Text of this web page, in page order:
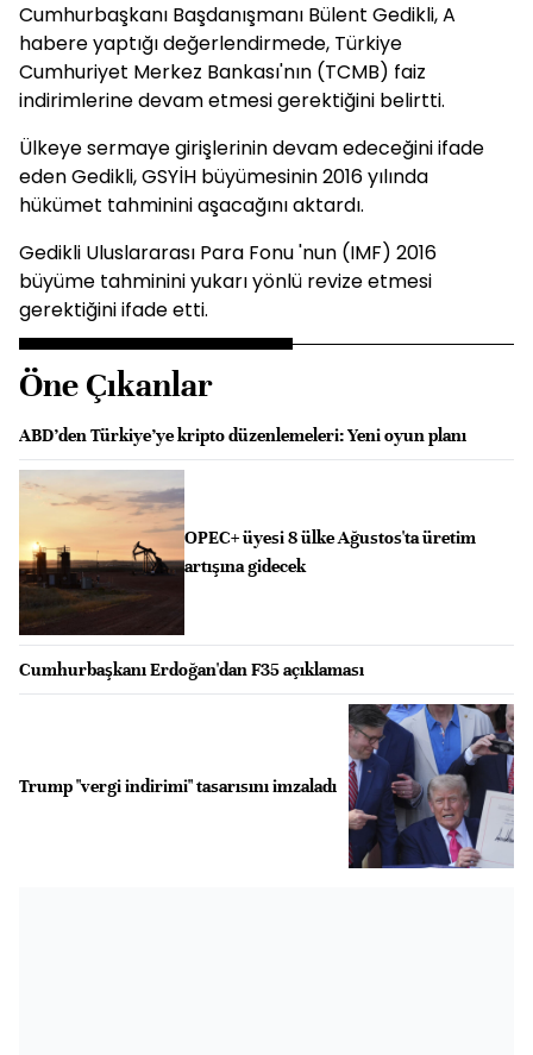
Cumhurbaşkanı Başdanışmanı Bülent Gedikli, A
habere yaptığı değerlendirmede, Türkiye
Cumhuriyet Merkez Bankası'nın (TCMB) faiz
indirimlerine devam etmesi gerektiğini belirtti.
Ülkeye sermaye girişlerinin devam edeceğini ifade
eden Gedikli, GSYİH büyümesinin 2016 yılında
hükümet tahminini aşacağını aktardı.
Gedikli Uluslararası Para Fonu 'nun (IMF) 2016
büyüme tahminini yukarı yönlü revize etmesi
gerektiğini ifade etti.
Öne Çıkanlar
ABD’den Türkiye’ye kripto düzenlemeleri: Yeni oyun planı
OPEC+ üyesi 8 ülke Ağustos'ta üretim
artışına gidecek
Cumhurbaşkanı Erdoğan'dan F35 açıklaması
Trump "vergi indirimi" tasarısını imzaladı